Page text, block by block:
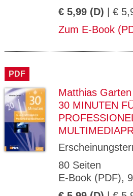
€ 5,99 (D) | €
Zum E-Book
PDF
Matthias Garten
30 MINUTEN
80 Seiten
E-Book (PDF),